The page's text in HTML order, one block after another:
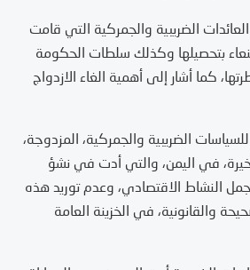
الضريبية والجمركية التي قامت
بتحصيلها وكذلك سلطات الحكومة
كما أشار إلى أهمية الغاء الازدواج
الضريبية والجمركية، المزدوجة،
في اليمن، والتي أدت في نشؤ
النشاط الاقتصادي، وعدم توريد هذه
والقانونية، في الخزينة العامة